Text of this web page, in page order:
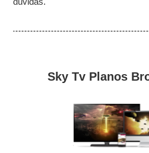
Sky Tv Planos